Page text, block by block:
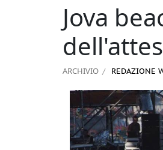
Jova
ARCHIVIO REDAZIONE